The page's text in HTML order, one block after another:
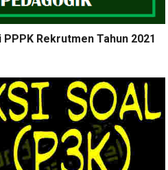
Rekrutmen Tahun 2021